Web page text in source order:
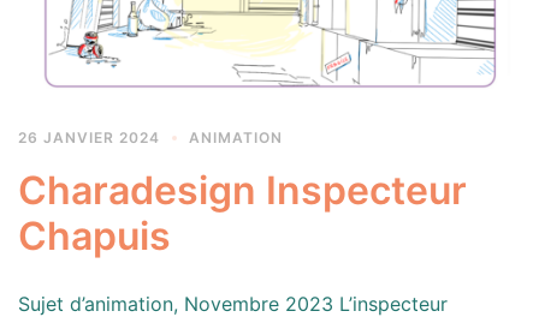
26 JANVIER 2024 ANIMATION
Charadesign Inspecteur
Chapuis
Sujet d’animation, Novembre 2023 L’inspecteur